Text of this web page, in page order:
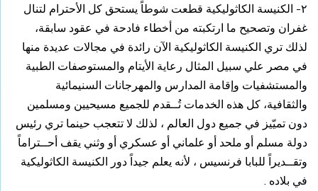
٢- الكنيسة الكاثوليكية قطعت شوطاً يستحق كل الأحترام لتنال
غفران وتصحيح ما ارتكبته من أخطاء فادحة في عقود سابقة،
لذلك تري الكنيسة الكاثوليكية الآن رائدة في مجالات عديدة منها
في مصر علي سبيل المثال رعاية الأيتام والمستوصفات الطبية
والمستشفيات وإقامة المدارس والمهرجانات السنيمائية
والثقافية، كل هذه الخدمات تُــقدم للجميع مسيحيين ومسلمين
دون تميّيز في جميع دول العالم ، لذلك لا تتعجب حينما تري رئيس
دولة مسلم أو ملحد أو علماني أو عسكري أو وثني يقف أحــتراماً
وتقــديراً للبابا فرنسيس ، لأنه يعلم جيداً دور الكنيسة الكاثوليكية
في بلاده .